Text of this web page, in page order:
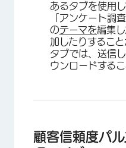
あるタブを使用
「アンケート調
のテーマを編集
加したりするこ
タブでは、送信
ウンロードするこ
顧客信頼度パ